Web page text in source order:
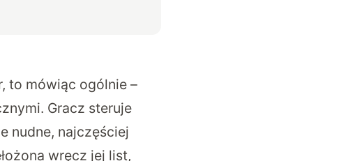
to mówiąc ogólnie –
Gracz steruje
nudne, najczęściej
wręcz jej list,